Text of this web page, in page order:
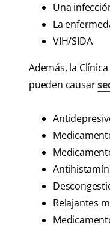
Una
La
VIH/SIDA
Además, la
pueden causar
Relajantes